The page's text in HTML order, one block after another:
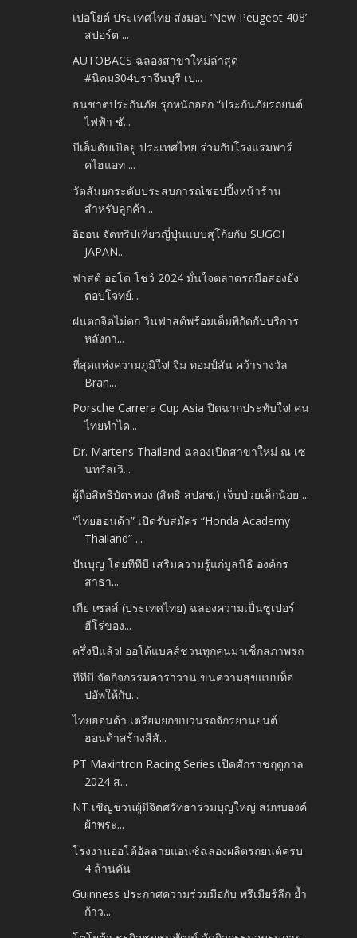
เปอโยต์ ประเทศไทย ส่งมอบ ‘New Peugeot 408’
สปอร์ต ...
AUTOBACS ฉลองสาขาใหม่ล่าสุด
#นิคม304ปราจีนบุรี เป...
ธนชาตประกันภัย รุกหนักออก “ประกันภัยรถยนต์
ไฟฟ้า ชั...
บีเอ็มดับเบิลยู ประเทศไทย ร่วมกับโรงแรมพาร์
คไฮแอท ...
วัตสันยกระดับประสบการณ์ชอปปิ้งหน้าร้าน
สำหรับลูกค้า...
อิออน จัดทริปเที่ยวญี่ปุ่นแบบสุโก้ยกับ SUGOI
JAPAN...
ฟาสต์ ออโต โชว์ 2024 มั่นใจตลาดรถมือสองยัง
ตอบโจทย์...
ฝนตกจิตไม่ตก วินฟาสต์พร้อมเต็มพิกัดกับบริการ
หลังกา...
ที่สุดแห่งความภูมิใจ! จิม ทอมป์สัน คว้ารางวัล
Bran...
Porsche Carrera Cup Asia ปิดฉากประทับใจ! คน
ไทยทำได...
Dr. Martens Thailand ฉลองเปิดสาขาใหม่ ณ เซ
นทรัลเวิ...
ผู้ถือสิทธิบัตรทอง (สิทธิ สปสช.) เจ็บป่วยเล็กน้อย ...
“ไทยฮอนด้า” เปิดรับสมัคร “Honda Academy
Thailand” ...
ปันบุญ โดยทีทีบี เสริมความรู้แก่มูลนิธิ องค์กร
สาธา...
เกีย เซลส์ (ประเทศไทย) ฉลองความเป็นซูเปอร์
ฮีโร่ของ...
ครึ่งปีแล้ว! ออโต้แบคส์ชวนทุกคนมาเช็กสภาพรถ
ทีทีบี จัดกิจกรรมคาราวาน ขนความสุขแบบท็อ
ปอัพให้กับ...
ไทยฮอนด้า เตรียมยกขบวนรถจักรยานยนต์
ฮอนด้าสร้างสีสั...
PT Maxintron Racing Series เปิดศักราชฤดูกาล
2024 ส...
NT เชิญชวนผู้มีจิตศรัทธาร่วมบุญใหญ่ สมทบองค์
ผ้าพระ...
โรงงานออโต้อัลลายแอนซ์ฉลองผลิตรถยนต์ครบ
4 ล้านคัน
Guinness ประกาศความร่วมมือกับ พรีเมียร์ลีก ย้ำ
ก้าว...